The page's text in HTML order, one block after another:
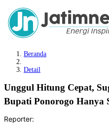
Beranda
Detail
Unggul Hitung Cepat,
Bupati Ponorogo Hanya
Reporter: